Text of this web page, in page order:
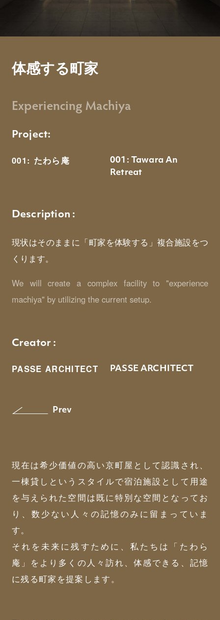
体感する町家
Experiencing Machiya
Project:
001: たわら庵
001: Tawara An
Retreat
Description :
現状はそのままに「町家を体験する」複合施設をつ
くります。
We will create a complex facility to "experience
machiya" by utilizing the current setup.
Creator :
PASSE ARCHITECT PASSE ARCHITECT
Prev
現在は希少価値の高い京町屋として認識され、
一棟貸しというスタイルで宿泊施設として用途
を与えられた空間は既に特別な空間となってお
り、数少ない人々の記憶のみに留まっていま
す。
それを未来に残すために、私たちは「たわら
庵」をより多くの人々訪れ、体感できる、記憶
に残る町家を提案します。